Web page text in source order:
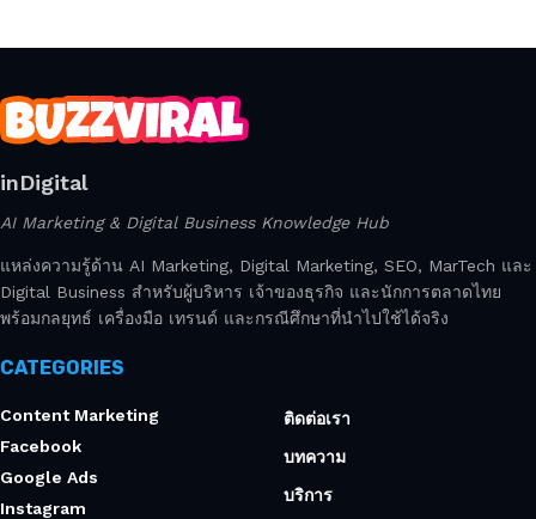
inDigital
AI Marketing & Digital Business Knowledge Hub
แหล่งความรู้ด้าน AI Marketing, Digital Marketing, SEO, MarTech และ
Digital Business สำหรับผู้บริหาร เจ้าของธุรกิจ และนักการตลาดไทย
พร้อมกลยุทธ์ เครื่องมือ เทรนด์ และกรณีศึกษาที่นำไปใช้ได้จริง
CATEGORIES
Content Marketing
Facebook
Google Ads
Instagram
ติดต่อเรา
บทความ
บริการ